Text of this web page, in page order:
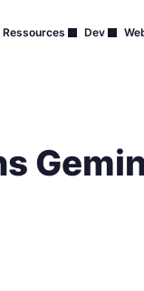
Ressources Dev